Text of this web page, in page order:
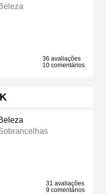
36 avaliações
10 comentários
31 avaliações
9 comentários